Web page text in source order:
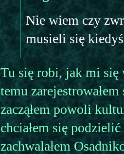
Nie wiem czy
musieli się
Tu się robi, jak mi się
temu
zacząłem powoli
chciałem się
zachwalałem